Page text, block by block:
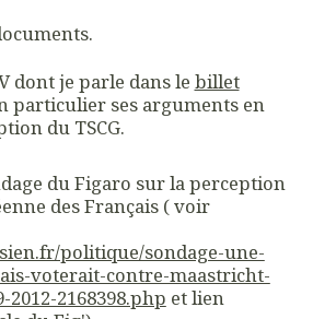
dont je parle dans le billet
particulier ses arguments en
du TSCG.
du Figaro sur la perception
des Français ( voir
politique/sondage-une-
voterait-contre-maastricht-
2168398.php et lien